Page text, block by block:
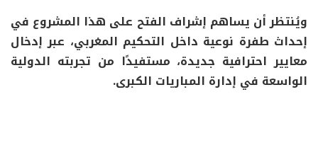
ويُنتظر أن يساهم إشراف الفتح على هذا المشروع في
إحداث طفرة نوعية داخل التحكيم المغربي، عبر إدخال
معايير احترافية جديدة، مستفيدًا من تجربته الدولية
الواسعة في إدارة المباريات الكبرى.